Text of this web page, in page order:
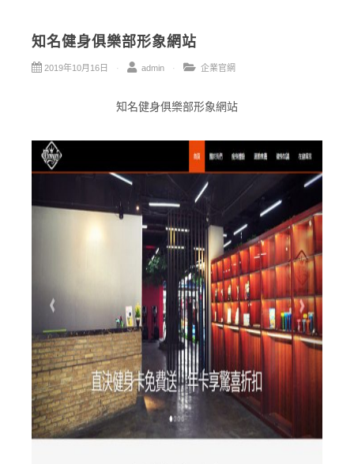
知名健身俱樂部形象網站
2019年10月16日 admin 企業官網
知名健身俱樂部形象網站